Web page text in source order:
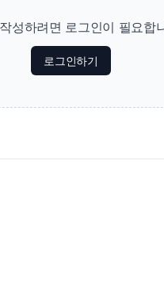
성하려면 로그인이 필요합
로그인하기